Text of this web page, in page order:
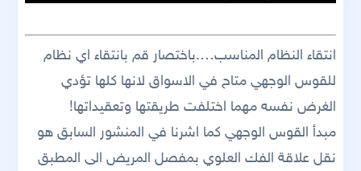
انتقاء النظام المناسب….باختصار قم بانتقاء اي نظام
للقوس الوجهي متاح في الاسواق لانها كلها تؤدي
الغرض نفسه مهما اختلفت طريقتها وتعقيداتها!
مبدأ القوس الوجهي كما اشرنا في المنشور السابق هو
نقل علاقة الفك العلوي بمفصل المريض الى المطبق